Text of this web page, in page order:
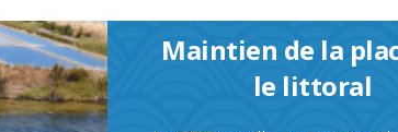
Maintien de la
le littoral